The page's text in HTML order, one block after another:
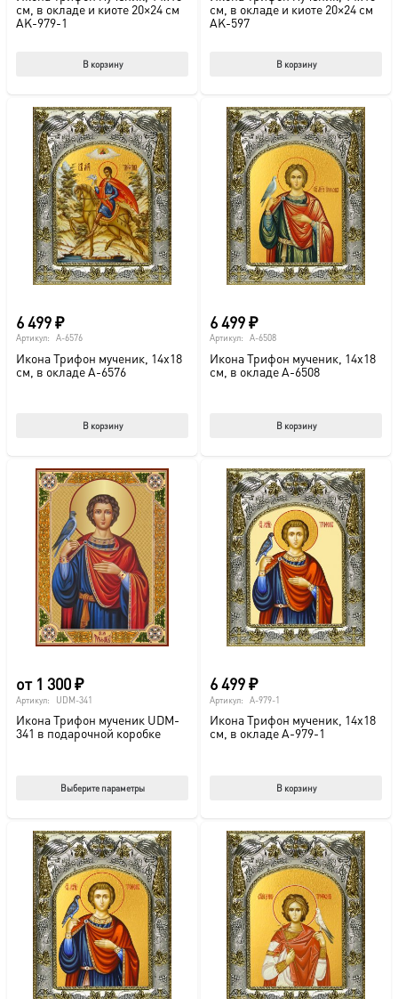
см, в окладе и киоте 20×24 см
AK-979-1
В корзину
см, в окладе и киоте 20×24 см
AK-597
В корзину
6 499₽
Артикул: A-6576
Икона Трифон мученик, 14х18
см, в окладе A-6576
В корзину
6 499₽
Артикул: A-6508
Икона Трифон мученик, 14х18
см, в окладе A-6508
В корзину
от 1 300₽
Артикул: UDM-341
Икона Трифон мученик UDM-
341 в подарочной коробке
Выберите параметры
несколько
вариаций.
6 499₽
Артикул: A-979-1
Икона Трифон мученик, 14х18
см, в окладе A-979-1
В корзину